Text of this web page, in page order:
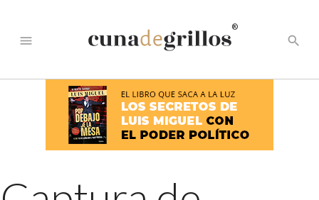
menu
®
search